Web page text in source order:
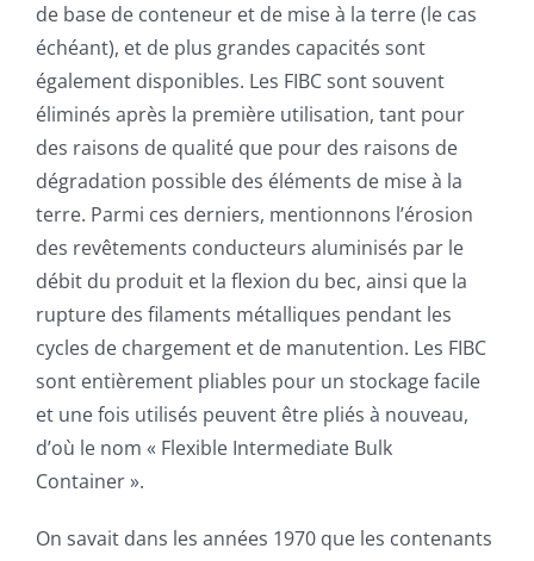
de base de conteneur et de mise à la terre (le cas
échéant), et de plus grandes capacités sont
également disponibles. Les FIBC sont souvent
éliminés après la première utilisation, tant pour
des raisons de qualité que pour des raisons de
dégradation possible des éléments de mise à la
terre. Parmi ces derniers, mentionnons l’érosion
des revêtements conducteurs aluminisés par le
débit du produit et la flexion du bec, ainsi que la
rupture des filaments métalliques pendant les
cycles de chargement et de manutention. Les FIBC
sont entièrement pliables pour un stockage facile
et une fois utilisés peuvent être pliés à nouveau,
d’où le nom « Flexible Intermediate Bulk
Container ».
On savait dans les années 1970 que les contenants